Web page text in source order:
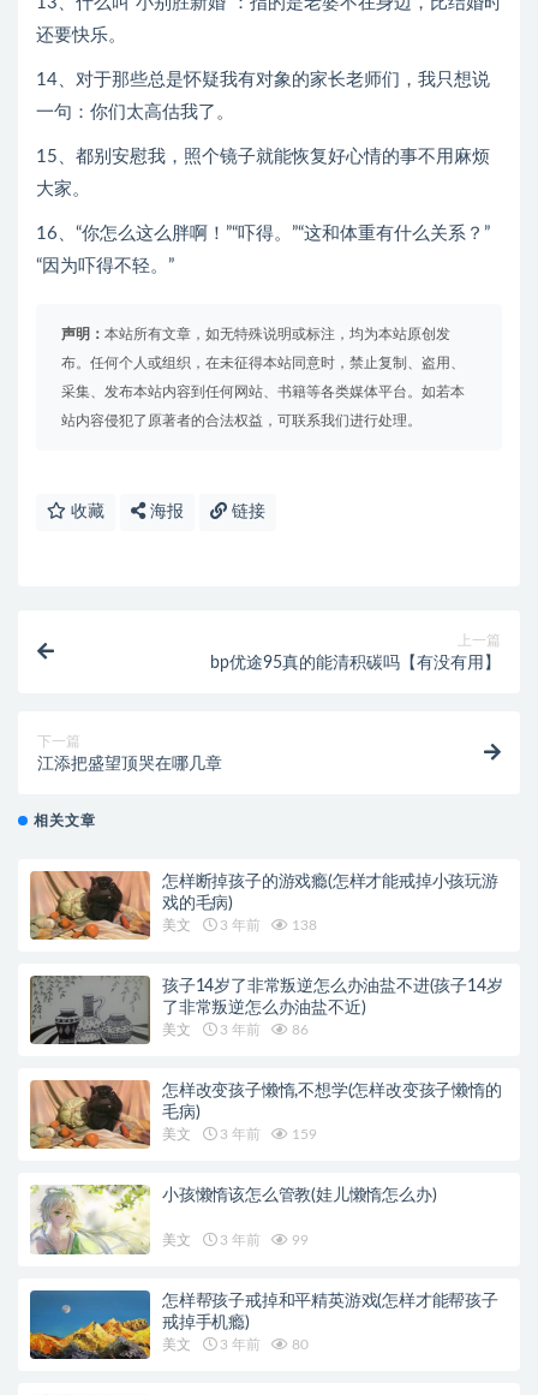
还要快乐。
14、对于那些总是怀疑我有对象的家长老师们，我只想说
一句：你们太高估我了。
15、都别安慰我，照个镜子就能恢复好心情的事不用麻烦
大家。
16、“你怎么这么胖啊！”“吓得。”“这和体重有什么关系？”
“因为吓得不轻。”
声明： 本站所有文章，如无特殊说明或标注，均为本站原创发
布。任何个人或组织，在未征得本站同意时，禁止复制、盗用、
采集、发布本站内容到任何网站、书籍等各类媒体平台。如若本
站内容侵犯了原著者的合法权益，可联系我们进行处理。
收藏 海报 链接
上一篇
bp优途95真的能清积碳吗【有没有用】
下一篇
江添把盛望顶哭在哪几章
相关文章
怎样断掉孩子的游戏瘾(怎样才能戒掉小孩玩游
戏的毛病)
美文 3 年前 138
孩子14岁了非常叛逆怎么办油盐不进(孩子14岁
了非常叛逆怎么办油盐不近)
美文 3 年前 86
怎样改变孩子懒惰,不想学(怎样改变孩子懒惰的
毛病)
美文 3 年前 159
小孩懒惰该怎么管教(娃儿懒惰怎么办)
美文 3 年前 99
怎样帮孩子戒掉和平精英游戏(怎样才能帮孩子
戒掉手机瘾)
美文 3 年前 80